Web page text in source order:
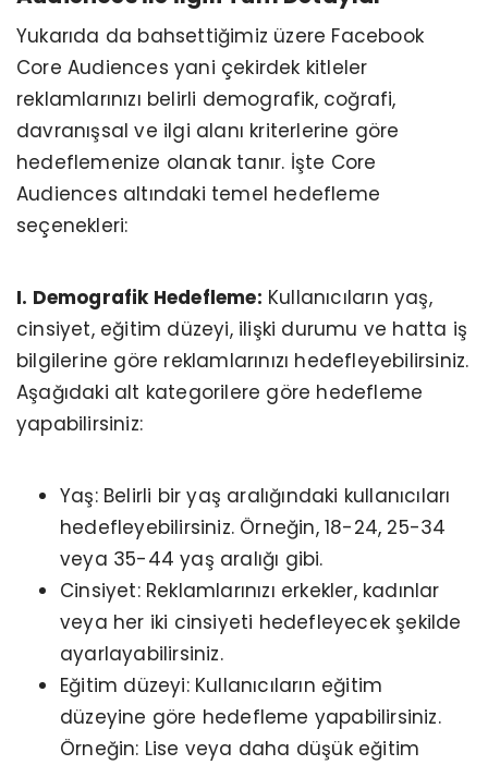
Yukarıda da bahsettiğimiz üzere Facebook
Core Audiences yani çekirdek kitleler
reklamlarınızı belirli demografik, coğrafi,
davranışsal ve ilgi alanı kriterlerine göre
hedeflemenize olanak tanır. İşte Core
Audiences altındaki temel hedefleme
seçenekleri:
I. Demografik Hedefleme: Kullanıcıların yaş,
cinsiyet, eğitim düzeyi, ilişki durumu ve hatta iş
bilgilerine göre reklamlarınızı hedefleyebilirsiniz.
Aşağıdaki alt kategorilere göre hedefleme
yapabilirsiniz:
Yaş: Belirli bir yaş aralığındaki kullanıcıları
hedefleyebilirsiniz. Örneğin, 18-24, 25-34
veya 35-44 yaş aralığı gibi.
Cinsiyet: Reklamlarınızı erkekler, kadınlar
veya her iki cinsiyeti hedefleyecek şekilde
ayarlayabilirsiniz.
Eğitim düzeyi: Kullanıcıların eğitim
düzeyine göre hedefleme yapabilirsiniz.
Örneğin: Lise veya daha düşük eğitim